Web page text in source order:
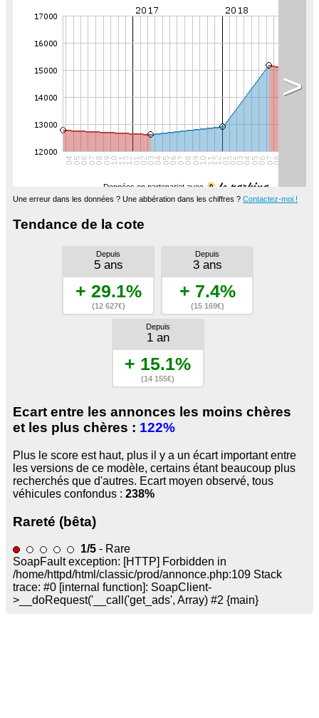
Données en partenariat avec
>
Une erreur dans les données ? Une abbération dans les chiffres ? Contactez-moi !
Tendance de la cote
Depuis
5 ans
+ 29.1%
(12 627€)
Depuis
3 ans
+ 7.4%
(15 169€)
Depuis
1 an
+ 15.1%
(14 155€)
Ecart entre les annonces les moins chères
et les plus chères : 122%
Plus le score est haut, plus il y a un écart important entre
les versions de ce modèle, certains étant beaucoup plus
recherchés que d'autres. Ecart moyen observé, tous
véhicules confondus : 238%
Rareté (bêta)
1/5 - Rare
SoapFault exception: [HTTP] Forbidden in
/home/httpd/html/classic/prod/annonce.php:109 Stack
trace: #0 [internal function]: SoapClient-
>__doRequest(' __call('get_ads', Array) #2 {main}